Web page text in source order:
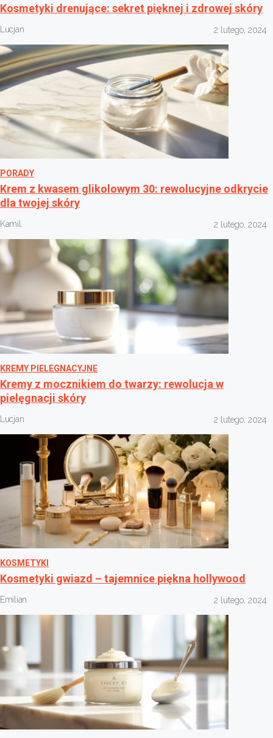
Kosmetyki drenujące: sekret pięknej i zdrowej skóry
Lucjan 2 lutego, 2024
PORADY
Krem z kwasem glikolowym 30: rewolucyjne odkrycie
dla twojej skóry
Kamil 2 lutego, 2024
KREMY PIELEGNACYJNE
Kremy z mocznikiem do twarzy: rewolucja w
pielęgnacji skóry
Lucjan 2 lutego, 2024
KOSMETYKI
Kosmetyki gwiazd – tajemnice piękna hollywood
Emilian 2 lutego, 2024